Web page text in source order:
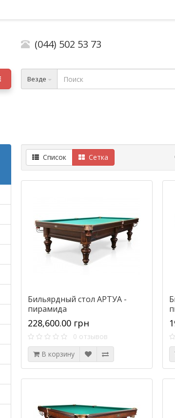
(044) 502 53 73
Везде
Список Сетка
Бильярдный стол АРТУА -
пирамида
228,600.00 грн
0 отзывов
В корзину